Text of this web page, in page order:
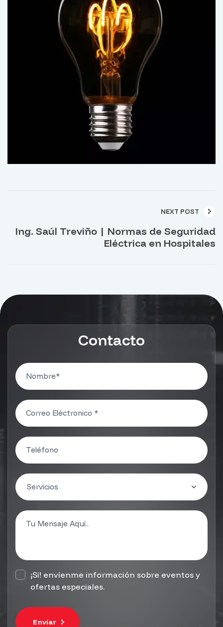
NEXT POST
Ing. Saúl Treviño | Normas de Seguridad
Eléctrica en Hospitales
Contacto
¡Sí! envíenme información sobre eventos y
ofertas especiales.
Envíar